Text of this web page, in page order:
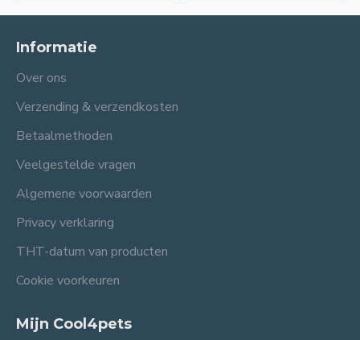
Informatie
Over ons
Verzending & verzendkosten
Betaalmethoden
Veelgestelde vragen
Algemene voorwaarden
Privacy verklaring
THT-datum van producten
Cookie voorkeuren
Mijn Cool4pets